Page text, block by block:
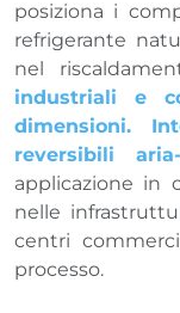
posiziona i
refrigerante
nel
industriali e
dimensioni.
reversibili
applicazione in
nelle
centri
processo.